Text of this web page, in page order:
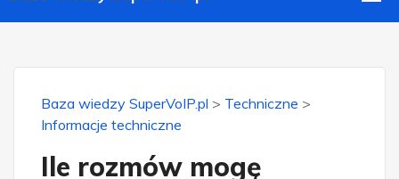
Baza wiedzy SuperVoIP.pl > Techniczne >
Informacje techniczne
Ile rozmów mogę